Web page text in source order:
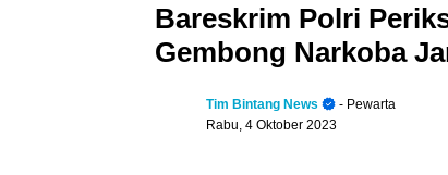
Bareskrim Polri
Gembong Narkoba
Tim Bintang News
- Pewarta
Rabu, 4 Oktober 2023